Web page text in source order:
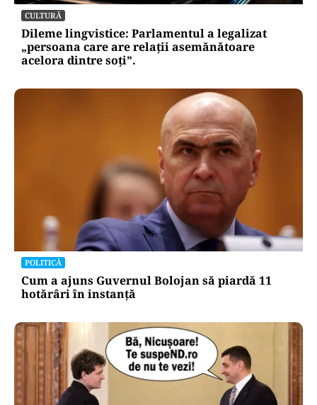
Retter, gata cu 7 luni înainte de termen pe A0
Nord. Care este situația reală a descărcărilor
CULTURĂ
Dileme lingvistice: Parlamentul a legalizat
„persoana care are relații asemănătoare
acelora dintre soți”.